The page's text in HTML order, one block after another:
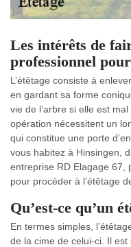
Les intérêts de
professionnel
L’étêtage consiste à
en gardant sa forme
vie de l’arbre si elle est
opération nécessitent un
qui constitue une porte
vous habitez à Hinsingen,
entreprise RD Elagage 67,
pour procéder à l’étêtage
Qu’est-ce qu’un
En termes simples,
de la cime de celui-ci. Il